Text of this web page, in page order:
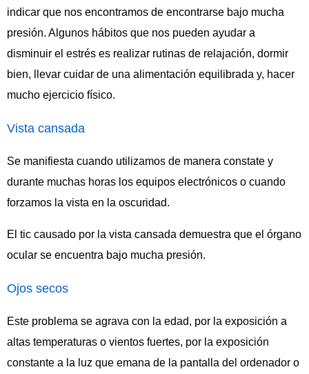
indicar que nos encontramos de encontrarse bajo mucha
presión. Algunos hábitos que nos pueden ayudar a
disminuir el estrés es realizar rutinas de relajación, dormir
bien, llevar cuidar de una alimentación equilibrada y, hacer
mucho ejercicio físico.
Vista cansada
Se manifiesta cuando utilizamos de manera constate y
durante muchas horas los equipos electrónicos o cuando
forzamos la vista en la oscuridad.
El tic causado por la vista cansada demuestra que el órgano
ocular se encuentra bajo mucha presión.
Ojos secos
Este problema se agrava con la edad, por la exposición a
altas temperaturas o vientos fuertes, por la exposición
constante a la luz que emana de la pantalla del ordenador o